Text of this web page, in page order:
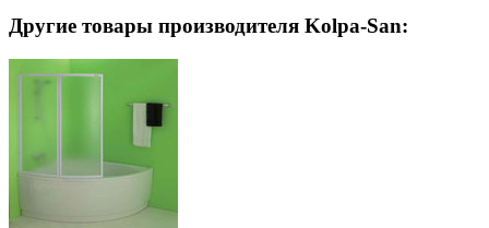
Другие товары производителя Kolpa-San: